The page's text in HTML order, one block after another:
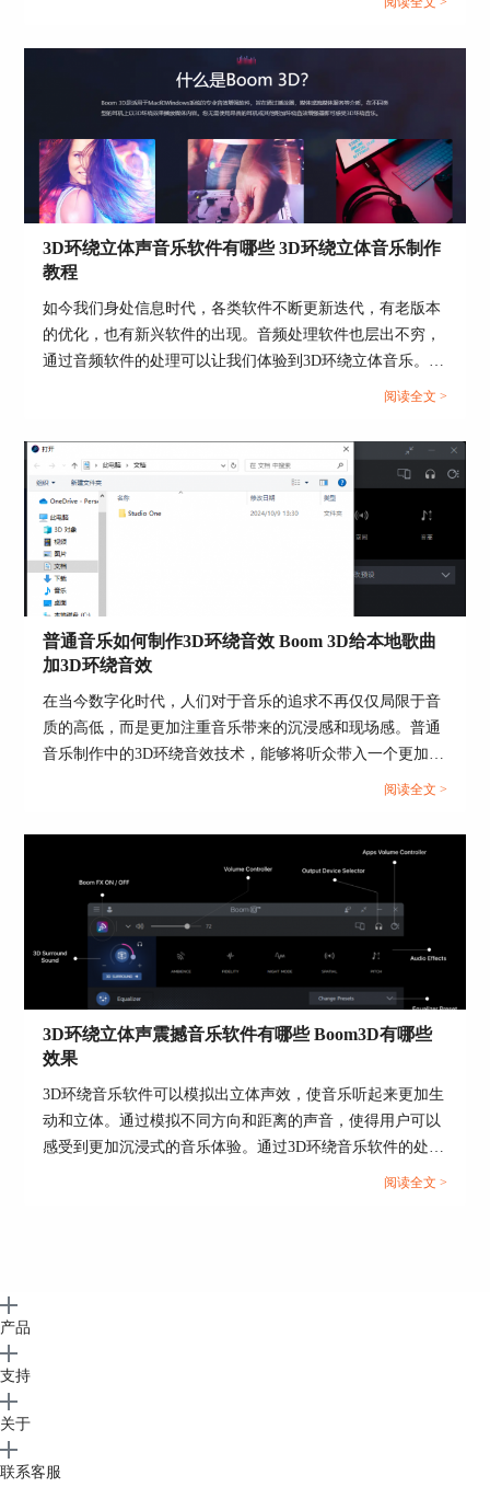
图4：电脑声音设置
三、“钢琴演奏会”
音乐治愈人心，钢琴抚慰灵魂。相信对于很多音乐
爱好者来说，听一场钢琴演凑会是极大的享受。但
钢琴演奏会不是随时都有，也不是每个人都能去专
业的演奏会现场聆听。所以我们可以利用Boom 3D
在家打造演奏会的氛围，“钢琴演奏会”随时都能
回音等来呈现很好听觉效果,而我们可以利用Boom
3D的环境音效功能来营造这样视听环境。如下图5
所示点击“环境音”进行调节，也可以利用刚才说到
的均衡器进行辅助调解，如图6所示，效果更佳。
除了上文所说，Boom 3D还有很多其他功能可以带
来更多听觉盛宴，大家可以在Boom 3D中文网站进
行Boom 3D下载，体验3D环绕音的魅力。
作者：李大嘴
3D环绕立体声音乐软件有哪些 3D环绕立体音乐制作
教程
如今我们身处信息时代，各类软件不断更新迭代，有老版本
的优化，也有新兴软件的出现。音频处理软件也层出不穷，
通过音频软件的处理可以让我们体验到3D环绕立体音乐。本
篇文章就为大家介绍3D环绕立体声音乐软件有哪些以及3D
阅读全文 >
普通音乐如何制作3D环绕音效 Boom 3D给本地歌曲
加3D环绕音效
在当今数字化时代，人们对于音乐的追求不再仅仅局限于音
质的高低，而是更加注重音乐带来的沉浸感和现场感。普通
音乐制作中的3D环绕音效技术，能够将听众带入一个更加身
临其境的音响环境，使得每个乐器和声部都能在立体声场中
何制作3D环绕音效以及Boom 3D给本地歌曲加3D环绕音效的
阅读全文 >
3D环绕立体声震撼音乐软件有哪些 Boom3D有哪些
效果
3D环绕音乐软件可以模拟出立体声效，使音乐听起来更加生
动和立体。通过模拟不同方向和距离的声音，使得用户可以
感受到更加沉浸式的音乐体验。通过3D环绕音乐软件的处
理，音乐的音质可以得到提升，使细节更加清晰，音乐更加
阅读全文 >
产品
支持
关于
联系客服